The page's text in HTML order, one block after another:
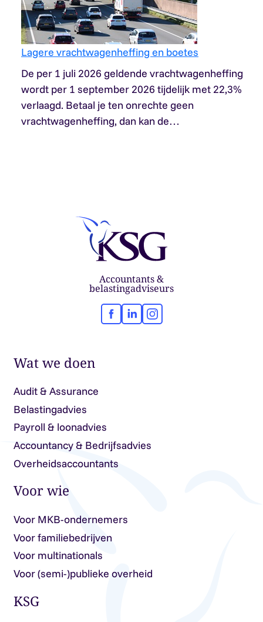
Lagere vrachtwagenheffing en boetes
De per 1 juli 2026 geldende vrachtwagenheffing
wordt per 1 september 2026 tijdelijk met 22,3%
verlaagd. Betaal je ten onrechte geen
vrachtwagenheffing, dan kan de…
Accountants &
belastingadviseurs
Facebook
LinkedInInstagram
Wat we doen
Audit & Assurance
Belastingadvies
Payroll & loonadvies
Accountancy & Bedrijfsadvies
Overheidsaccountants
Voor wie
Voor MKB-ondernemers
Voor familiebedrijven
Voor multinationals
Voor (semi-)publieke overheid
KSG